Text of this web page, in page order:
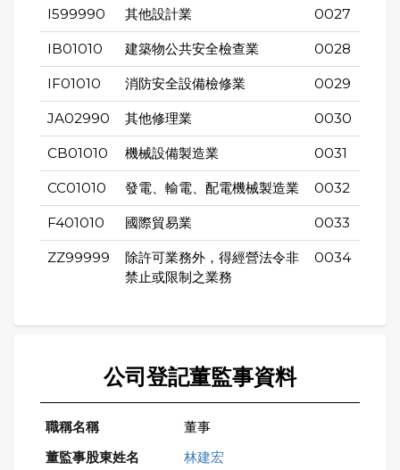
I599990 其他設計業 0027
IB01010 建築物公共安全檢查業 0028
IF01010 消防安全設備檢修業 0029
JA02990 其他修理業 0030
CB01010 機械設備製造業 0031
CC01010 發電、輸電、配電機械製造業 0032
F401010 國際貿易業 0033
ZZ99999
除許可業務外，得經營法令非
禁止或限制之業務
0034
公司登記董監事資料
董事
林建宏